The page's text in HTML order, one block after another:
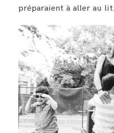
préparaient à aller au lit.